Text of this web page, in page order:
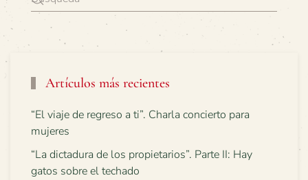
Artículos más recientes
“El viaje de regreso a ti”. Charla concierto para
mujeres
“La dictadura de los propietarios”. Parte II: Hay
gatos sobre el techado